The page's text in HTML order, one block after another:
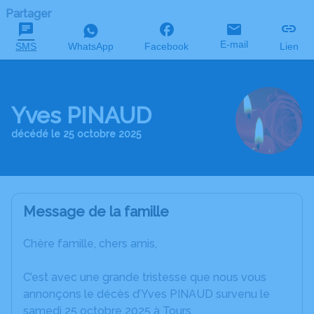
Partager
SMS WhatsApp Facebook E-mail Lien
Yves PINAUD
décédé le 25 octobre 2025
Message de la famille
Chère famille, chers amis,
C’est avec une grande tristesse que nous vous
annonçons le décès d’Yves PINAUD survenu le
samedi 25 octobre 2025 à Tours.